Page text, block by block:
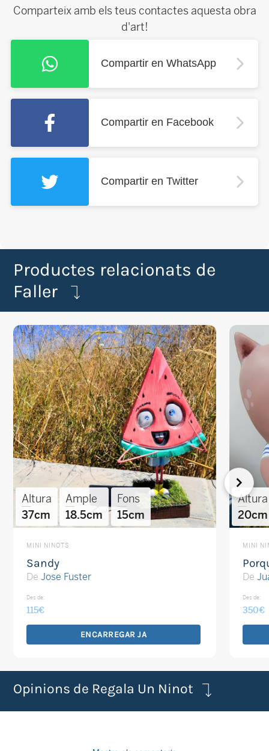
Comparteix amb els teus contactes aquesta obra
d'art!
Compartir en WhatsApp
Compartir en Facebook
Compartir en Twitter
Productes relacionats de
Faller
Altura
37cm
Ample
18.5cm
Fons
15cm
MINI NINOTS
Sandy
De Jose Fuster
Des de:
115€
ENCARREGAR JA
Altura
20cm
MINI
De
Des de:
350€
Opinions de Regala Un Ninot